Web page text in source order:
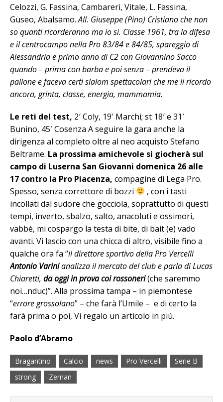
Celozzi, G. Fassina, Cambareri, Vitale, L. Fassina,
Guseo, Abalsamo.All. Giuseppe (Pino) Cristiano che non
so quanti ricorderanno ma io sì. Classe 1961, tra la difesa
e il centrocampo nella Pro 83/84 e 84/85, spareggio di
Alessandria e primo anno di C2 con Giovannino Sacco
quando – prima con barba e poi senza – prendeva il
pallone e faceva certi slalom spettacolari che me li ricordo
ancora, grinta, classe, energia, mammamia.
Le reti del test, 2′ Coly, 19′ Marchi; st 18′ e 31′
Bunino, 45′ Cosenza A seguire la gara anche la
dirigenza al completo oltre al neo acquisto Stefano
Beltrame. La prossima amichevole si giocherà sul
campo di Luserna San Giovanni domenica 26 alle
17 contro la Pro Piacenza, compagine di Lega Pro.
Spesso, senza correttore di bozzi
, con i tasti
incollati dal sudore che gocciola, soprattutto di questi
tempi, inverto, sbalzo, salto, anacoluti e ossimori,
vabbè, mi cospargo la testa di bite, di bait (e) vado
avanti. Vi lascio con una chicca di altro, visibile fino a
qualche ora fa “il direttore sportivo della Pro Vercelli
Antonio Varinianalizza il mercato del club e parla di Lucas
Chiaretti, da oggi in prova coi rossoneri(che saremmo
noi…nduc)”. Alla prossima tampa – in piemontese
“errore grossolano” – che farà l’Umile – e di certo la
farà prima o poi, Vi regalo un articolo in più.
Paolo d’Abramo
Bragantino Calcio news Pro Vercelli
Serie B
strong
Zeman